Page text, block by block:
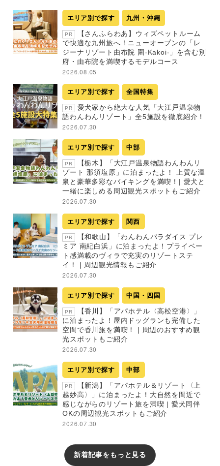
エリア別で探す 九州・沖縄
PR
【さんふらわあ】ウィズペットルーム
で快適な九州旅へ！ニューオープンの「レ
ジーナリゾート由布院 圍-Kakoi-」を含む別
府・由布院を満喫するモデルコース
2026.08.05
エリア別で探す 全国特集
PR
愛犬家から絶大な人気「大江戸温泉物
語わんわんリゾート」全5施設を徹底紹介！
2026.07.30
エリア別で探す 中部
PR
【栃木】「大江戸温泉物語わんわんリ
ゾート 那須塩原」に泊まったよ！ 上質な温
泉と豪華多彩なバイキングを満喫！| 愛犬と
一緒に楽しめる周辺観光スポットもご紹介
2026.07.30
エリア別で探す 関西
PR
【和歌山】「わんわんパラダイス プレ
ミア 南紀白浜」に泊まったよ！プライベー
ト感満載のヴィラで充実のリゾートステ
イ！ | 周辺観光情報もご紹介
2026.07.30
エリア別で探す 中国・四国
PR
【香川】「アパホテル〈高松空港〉」
に泊まったよ！屋内ドッグランも完備した
空間で香川旅を満喫！ | 周辺のおすすめ観
光スポットもご紹介
2026.07.30
エリア別で探す 中部
PR
【新潟】「アパホテル＆リゾート〈上
越妙高〉」に泊まったよ！大自然を間近で
感じながらのリゾート旅を満喫 | 愛犬同伴
OKの周辺観光スポットもご紹介
2026.07.30
新着記事をもっと見る